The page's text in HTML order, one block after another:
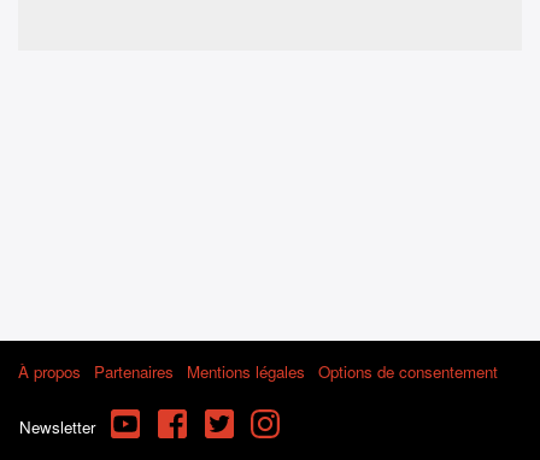
À propos Partenaires Mentions légales Options de consentement
Newsletter YouTube FacebookTwitterInstagram